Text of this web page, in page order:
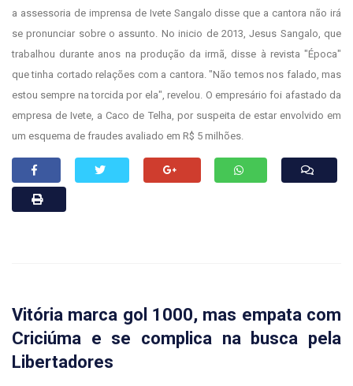
a assessoria de imprensa de Ivete Sangalo disse que a cantora não irá
se pronunciar sobre o assunto. No inicio de 2013, Jesus Sangalo, que
trabalhou durante anos na produção da irmã, disse à revista "Época"
que tinha cortado relações com a cantora. "Não temos nos falado, mas
estou sempre na torcida por ela", revelou. O empresário foi afastado da
empresa de Ivete, a Caco de Telha, por suspeita de estar envolvido em
um esquema de fraudes avaliado em R$ 5 milhões.
Vitória marca gol 1000, mas empata com
Criciúma e se complica na busca pela
Libertadores